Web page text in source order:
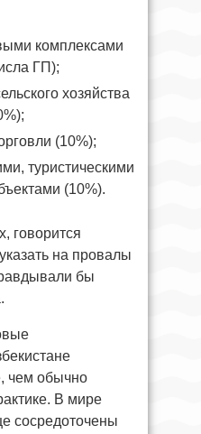
комплексами
ГП);
хозяйства
(10%);
туристическими
(10%).
говорится
на провалы
бы
чем обычно
В мире
сосредоточены